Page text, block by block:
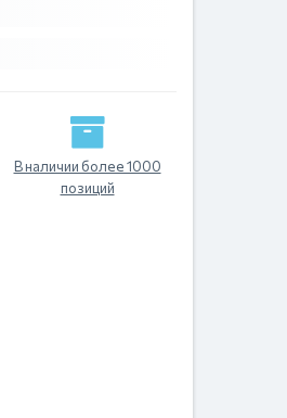
В наличии более 1000
позиций